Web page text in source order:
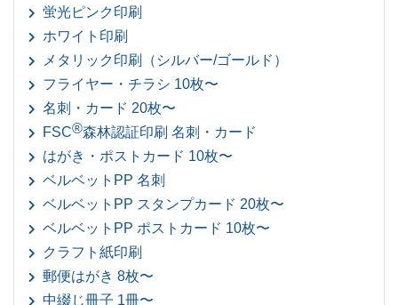
蛍光ピンク印刷
ホワイト印刷
メタリック印刷（シルバー/ゴールド）
フライヤー・チラシ 10枚〜
名刺・カード 20枚〜
FSC®森林認証印刷 名刺・カード
はがき・ポストカード 10枚〜
ベルベットPP 名刺
ベルベットPP スタンプカード 20枚〜
ベルベットPP ポストカード 10枚〜
クラフト紙印刷
郵便はがき 8枚〜
中綴じ冊子 1冊〜